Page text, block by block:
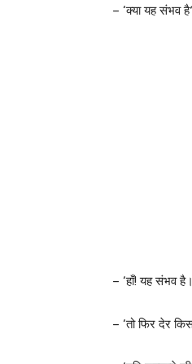
– ‘क्या यह संभव
– ‘हाँ! यह संभव
– ‘तो फिर देर